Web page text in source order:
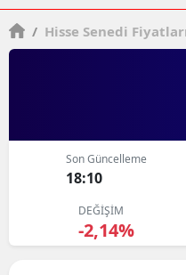
/ Hisse Senedi
Son Güncelleme
18:10
DEĞİŞİM
-2,14%